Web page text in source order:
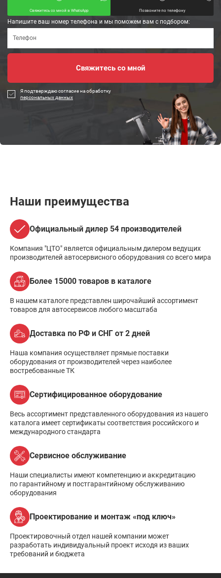
Свяжитесь со мной в WhatsApp Позвоните по телефону
Напишите ваш номер телефона и мы поможем вам с подбором:
Я подтверждаю согласие на обработку
персональных данных
Наши преимущества
Официальный дилер 54 производителей
Компания "ЦТО" является официальным дилером ведущих
производителей автосервисного оборудования со всего мира
Более 15000 товаров в каталоге
В нашем каталоге представлен широчайший ассортимент
товаров для автосервисов любого масштаба
Доставка по РФ и СНГ от 2 дней
Наша компания осуществляет прямые поставки
оборудования от производителей через наиболее
востребованные ТК
Сертифицированное оборудование
Весь ассортимент представленного оборудования из нашего
каталога имеет сертификаты соответствия российского и
международного стандарта
Сервисное обслуживание
Наши специалисты имеют компетенцию и аккредитацию
по гарантийному и постгарантийному обслуживанию
оборудования
Проектирование и монтаж «под ключ»
Проектировочный отдел нашей компании может
разработать индивидуальный проект исходя из ваших
требований и бюджета